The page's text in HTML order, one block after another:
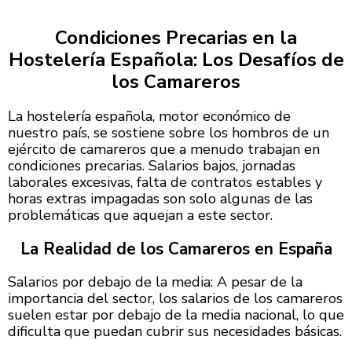
Condiciones Precarias en la
Hostelería Española: Los Desafíos de
los Camareros
La hostelería española, motor económico de
nuestro país, se sostiene sobre los hombros de un
ejército de camareros que a menudo trabajan en
condiciones precarias. Salarios bajos, jornadas
laborales excesivas, falta de contratos estables y
horas extras impagadas son solo algunas de las
problemáticas que aquejan a este sector.
La Realidad de los Camareros en España
Salarios por debajo de la media: A pesar de la
importancia del sector, los salarios de los camareros
suelen estar por debajo de la media nacional, lo que
dificulta que puedan cubrir sus necesidades básicas.